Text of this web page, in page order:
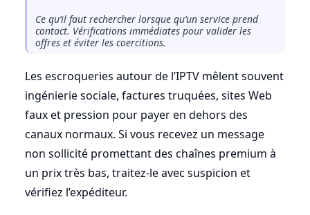
Ce qu’il faut rechercher lorsque qu’un service prend
contact. Vérifications immédiates pour valider les
offres et éviter les coercitions.
Les escroqueries autour de l’IPTV mêlent souvent
ingénierie sociale, factures truquées, sites Web
faux et pression pour payer en dehors des
canaux normaux. Si vous recevez un message
non sollicité promettant des chaînes premium à
un prix très bas, traitez-le avec suspicion et
vérifiez l’expéditeur.